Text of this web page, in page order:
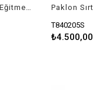
T840205S
₺4.500,00